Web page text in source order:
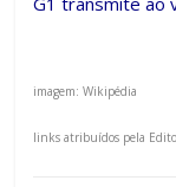
imagem: Wikipédia
links atribuídos pela